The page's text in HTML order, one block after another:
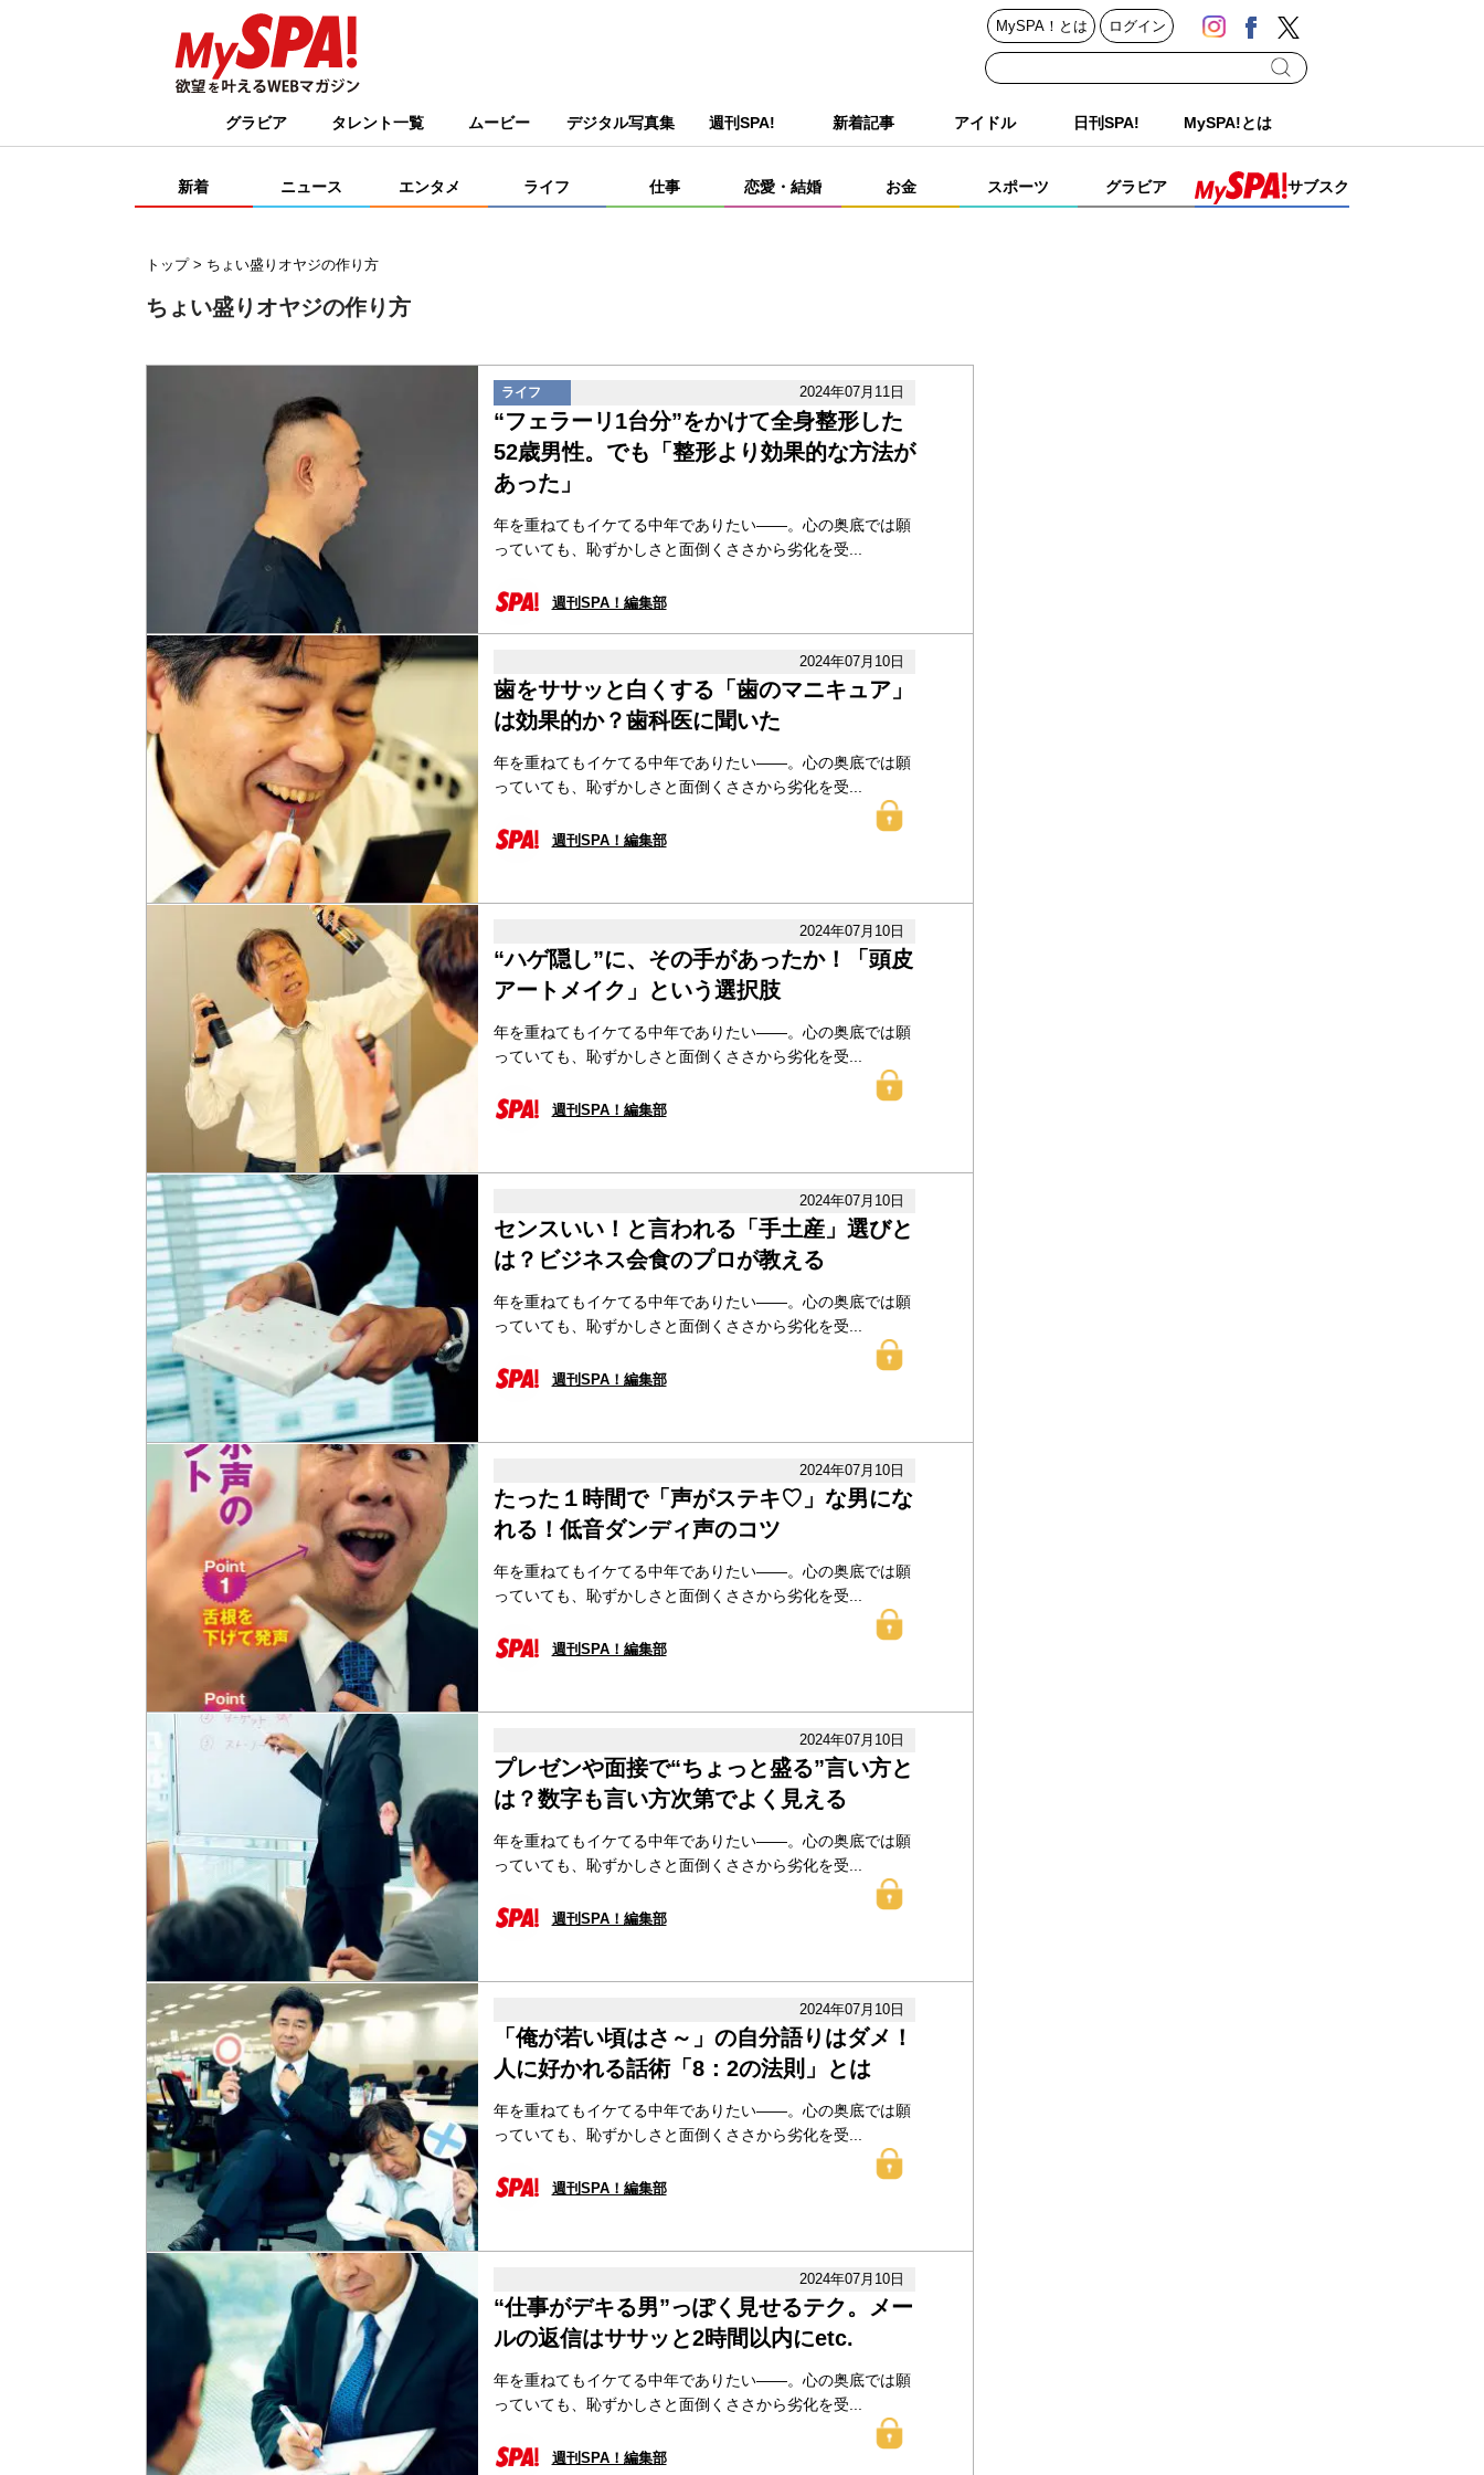
MySPA！とは ログイン
グラビア タレント一覧 ムービー デジタル写真集 週刊SPA! 新着記事 アイドル 日刊SPA! MySPA!とは
新着 ニュース エンタメ ライフ 仕事 恋愛・結婚 お金 スポーツ グラビア サブスク
トップ ちょい盛りオヤジの作り方
ちょい盛りオヤジの作り方
ライフ 2024年07月11日
“フェラーリ1台分”をかけて全身整形した
52歳男性。でも「整形より効果的な方法が
あった」
年を重ねてもイケてる中年でありたい――。心の奥底では願
っていても、恥ずかしさと面倒くささから劣化を受...
週刊SPA！編集部
2024年07月10日
歯をササッと白くする「歯のマニキュア」
は効果的か？歯科医に聞いた
年を重ねてもイケてる中年でありたい――。心の奥底では願
っていても、恥ずかしさと面倒くささから劣化を受...
週刊SPA！編集部
2024年07月10日
“ハゲ隠し”に、その手があったか！「頭皮
アートメイク」という選択肢
年を重ねてもイケてる中年でありたい――。心の奥底では願
っていても、恥ずかしさと面倒くささから劣化を受...
週刊SPA！編集部
2024年07月10日
センスいい！と言われる「手土産」選びと
は？ビジネス会食のプロが教える
年を重ねてもイケてる中年でありたい――。心の奥底では願
っていても、恥ずかしさと面倒くささから劣化を受...
週刊SPA！編集部
2024年07月10日
たった１時間で「声がステキ♡」な男にな
れる！低音ダンディ声のコツ
年を重ねてもイケてる中年でありたい――。心の奥底では願
っていても、恥ずかしさと面倒くささから劣化を受...
週刊SPA！編集部
2024年07月10日
プレゼンや面接で“ちょっと盛る”言い方と
は？数字も言い方次第でよく見える
年を重ねてもイケてる中年でありたい――。心の奥底では願
っていても、恥ずかしさと面倒くささから劣化を受...
週刊SPA！編集部
2024年07月10日
「俺が若い頃はさ～」の自分語りはダメ！
人に好かれる話術「8：2の法則」とは
年を重ねてもイケてる中年でありたい――。心の奥底では願
っていても、恥ずかしさと面倒くささから劣化を受...
週刊SPA！編集部
2024年07月10日
“仕事がデキる男”っぽく見せるテク。メー
ルの返信はササッと2時間以内にetc.
年を重ねてもイケてる中年でありたい――。心の奥底では願
っていても、恥ずかしさと面倒くささから劣化を受...
週刊SPA！編集部